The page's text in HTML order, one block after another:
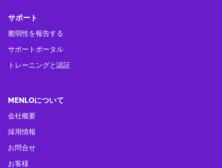
サポート
脆弱性を報告する
サポートポータル
トレーニングと認証
MENLOについて
会社概要
採用情報
お問合せ
お客様